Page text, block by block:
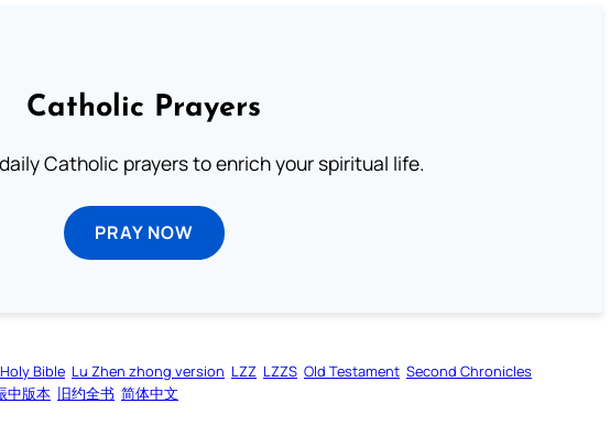
Catholic Prayers
Catholic prayers to enrich your spiritual life.
PRAY NOW
Holy Bible Lu Zhen zhong version LZZ LZZS Old Testament Second Chronicles
中版本 旧约全书 简体中文